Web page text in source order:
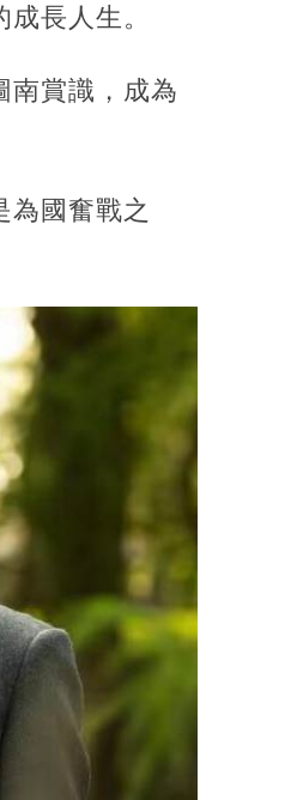
長人生。
南賞識，成為
為國奮戰之